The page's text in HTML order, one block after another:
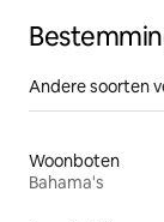
Andere soorten
Woonboten
Bahama's